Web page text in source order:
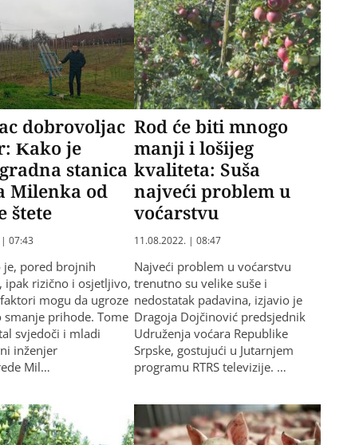
dobrovoljac
Kako je
stanica
Milenka od
štete
07:43
je, pored brojnih
ipak rizično i osjetljivo,
mogu da ugroze
smanje prihode. Tome
svjedoči i mladi
inženjer
Mil…
Rod će biti mnogo
manji i lošijeg
kvaliteta: Suša
najveći problem u
voćarstvu
11.08.2022. | 08:47
Najveći problem u voćarstvu
trenutno su velike suše i
nedostatak padavina, izjavio je
Dragoja Dojčinović predsjednik
Udruženja voćara Republike
Srpske, gostujući u Јutarnjem
programu RTRS televizije. …